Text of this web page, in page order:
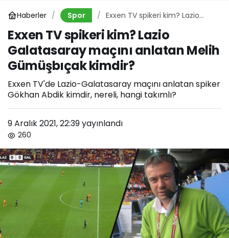
Haberler Spor
Exxen TV spikeri kim? Lazio
Melih Gümüşbıçak kimdir?
Exxen TV spikeri kim? Lazio
Galatasaray maçını anlatan Melih
Gümüşbıçak kimdir?
Exxen TV'de Lazio-Galatasaray maçını anlatan spiker
Gökhan Abdik kimdir, nereli, hangi takımlı?
9 Aralık 2021, 22:39yayınlandı
260